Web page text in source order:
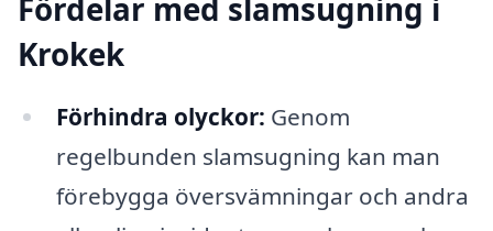
Fördelar med slamsugning i
Krokek
Förhindra olyckor: Genom
regelbunden slamsugning kan man
förebygga översvämningar och andra